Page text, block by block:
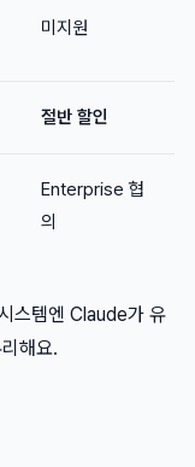
미지원
절반 할인
Enterprise 협
의
스템엔 Claude가 유
해요.